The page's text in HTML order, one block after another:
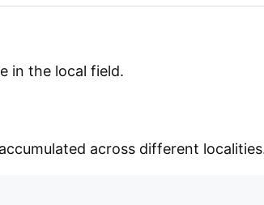
in the local field.
across different